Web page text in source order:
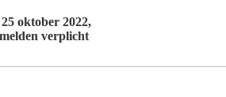
oktober 2022,
verplicht